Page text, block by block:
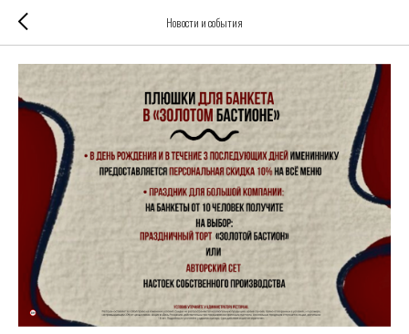
Новости и события